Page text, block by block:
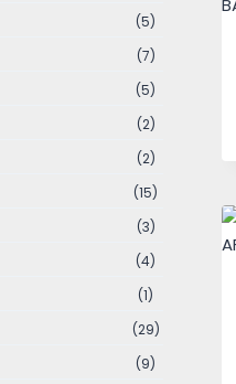
(5)
(7)
(5)
(2)
(2)
(15)
(3)
(4)
(1)
(29)
(9)